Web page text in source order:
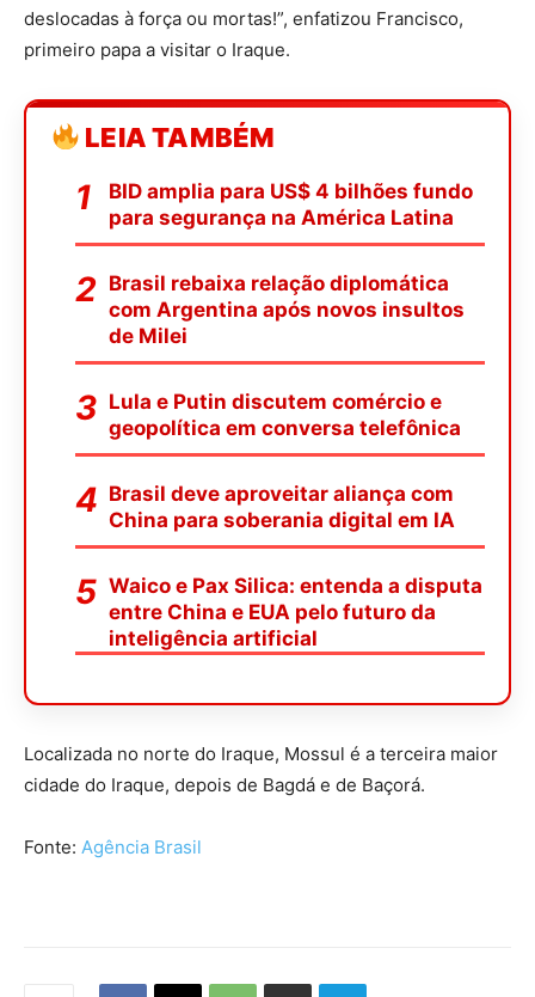
deslocadas à força ou mortas!”, enfatizou Francisco,
primeiro papa a visitar o Iraque.
LEIA TAMBÉM
BID amplia para US$ 4 bilhões fundo
para segurança na América Latina
Brasil rebaixa relação diplomática
com Argentina após novos insultos
de Milei
Lula e Putin discutem comércio e
geopolítica em conversa telefônica
Brasil deve aproveitar aliança com
China para soberania digital em IA
Waico e Pax Silica: entenda a disputa
entre China e EUA pelo futuro da
inteligência artificial
Localizada no norte do Iraque, Mossul é a terceira maior
cidade do Iraque, depois de Bagdá e de Baçorá.
Fonte: Agência Brasil